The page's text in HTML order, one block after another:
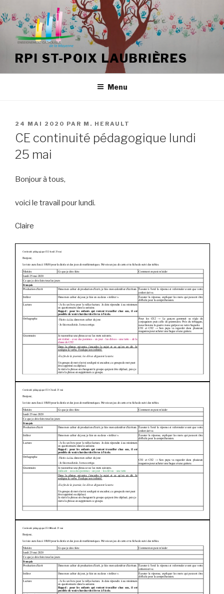
au
contenu
principal
RPI ST-POIX LAUBRIÈRES
Menu
PUBLIÉ
LE
24 MAI 2020 PAR M. HERAULT
CE continuité pédagogique lundi
25 mai
Bonjour à tous,
voici le travail pour lundi.
Claire